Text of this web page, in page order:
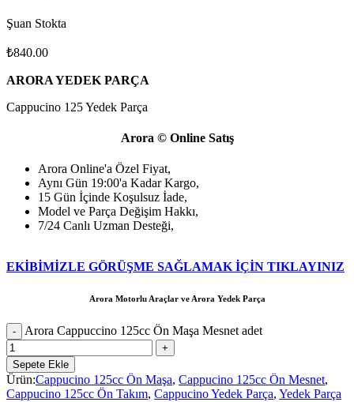
Şuan Stokta
₺840.00
ARORA YEDEK PARÇA
Cappucino 125 Yedek Parça
Arora © Online Satış
Arora Online'a Özel Fiyat,
Aynı Gün 19:00'a Kadar Kargo,
15 Gün İçinde Koşulsuz İade,
Model ve Parça Değişim Hakkı,
7/24 Canlı Uzman Desteği,
EKİBİMİZLE GÖRÜŞME SAĞLAMAK İÇİN TIKLAYINIZ
Arora Motorlu Araçlar ve Arora Yedek Parça
Arora Cappuccino 125cc Ön Maşa Mesnet adet
Sepete Ekle
Ürün:Cappucino 125cc Ön Maşa, Cappucino 125cc Ön Mesnet,
Cappucino 125cc Ön Takım, Cappucino Yedek Parça, Yedek Parça